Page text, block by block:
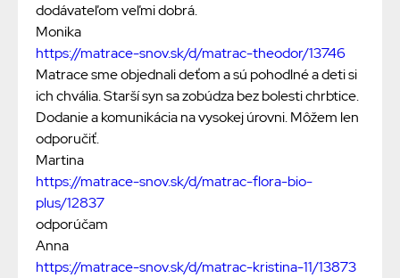
dodávateľom veľmi dobrá.
Monika
https://matrace-snov.sk/d/matrac-theodor/13746
Matrace sme objednali deťom a sú pohodlné a deti si
ich chvália. Starší syn sa zobúdza bez bolesti chrbtice.
Dodanie a komunikácia na vysokej úrovni. Môžem len
odporučiť.
Martina
https://matrace-snov.sk/d/matrac-flora-bio-
plus/12837
odporúčam
Anna
https://matrace-snov.sk/d/matrac-kristina-11/13873